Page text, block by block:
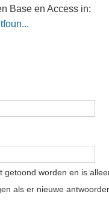
Base en Access in:
getoond worden en is
als er nieuwe